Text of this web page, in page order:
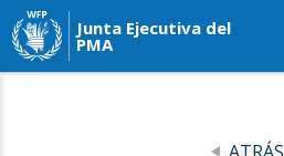
Junta Ejecutiva del
PMA